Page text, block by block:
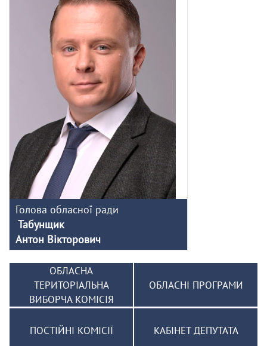
Голова обласної ради
Табунщик
Антон Вікторович
ОБЛАСНА
ТЕРИТОРІАЛЬНА
ВИБОРЧА КОМІСІЯ
ОБЛАСНІ ПРОГРАМИ
ПОСТІЙНІ КОМІСІЇ КАБІНЕТ ДЕПУТАТА